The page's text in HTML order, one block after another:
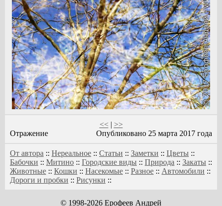
<<| >>
Отражение
Опубликовано 25 марта 2017 года
От автора :: Нереальное :: Статьи :: Заметки :: Цветы ::
Бабочки :: Митино :: Городские виды :: Природа :: Закаты ::
Животные :: Кошки :: Насекомые :: Разное :: Автомобили ::
Дороги и пробки :: Рисунки ::
© 1998-2026 Ерофеев Андрей